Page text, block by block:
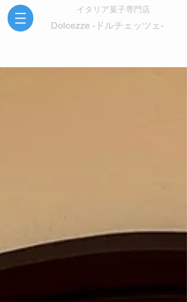
イタリア菓子専門店
Dolcezze -ドルチェッツェ-